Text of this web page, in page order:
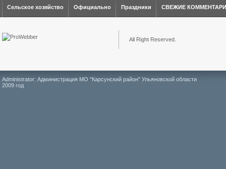
Сельское хозяйство Официально Праздники СВЕЖИЕ
All Right Reserved.
Administrator: Администрация МО "Карсунский район" Ульяновской области
2009 год